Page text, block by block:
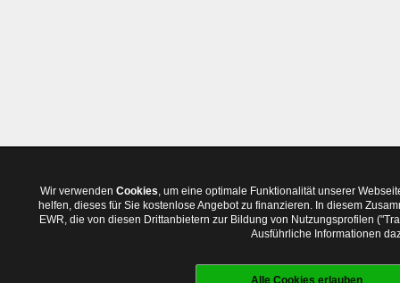
Wir verwenden Cookies, um eine optimale Funktionalität unserer
helfen, dieses für Sie kostenlose Angebot zu finanzieren. In diesem
EWR, die von diesen Drittanbietern zur Bildung von Nutzungsprofilen
Ausführliche Informationen
Alle Cookies erlauben